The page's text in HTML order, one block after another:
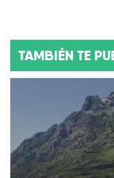
TAMBIÉN TE